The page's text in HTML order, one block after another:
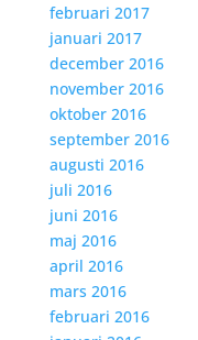
februari 2017
januari 2017
december 2016
november 2016
oktober 2016
september 2016
augusti 2016
juli 2016
juni 2016
maj 2016
april 2016
mars 2016
februari 2016